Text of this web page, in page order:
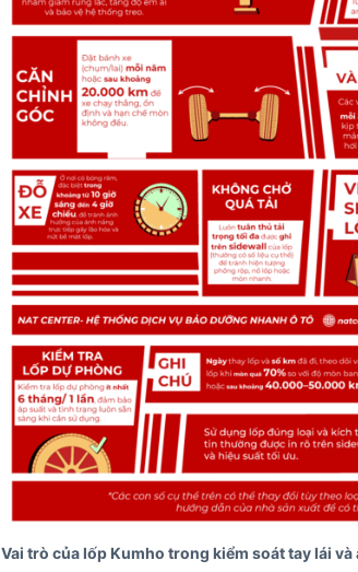
Vai trò của lốp Kumho trong kiểm soát tay lái và